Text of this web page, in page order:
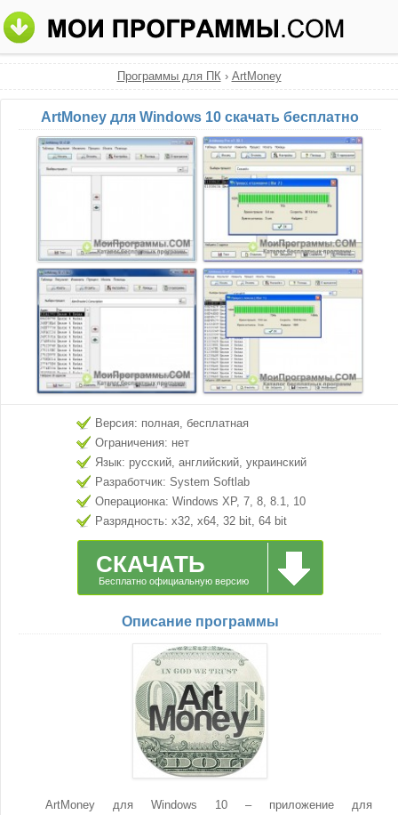
Программы для ПК› ArtMoney
ArtMoney для Windows 10 скачать бесплатно
Версия: полная, бесплатная
Ограничения: нет
Язык: русский, английский, украинский
Разработчик: System Softlab
Операционка: Windows XP, 7, 8, 8.1, 10
Разрядность: x32, x64, 32 bit, 64 bit
СКАЧАТЬ
Бесплатно официальную версию
Описание программы
ArtMoney для Windows 10 – приложение для